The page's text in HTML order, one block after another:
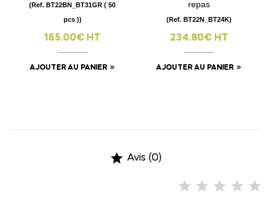
(Ref. BT22BN_BT31GR ( 50
pcs ))
165.00€ HT
AJOUTER AU PANIER
repas
(Ref. BT22N_BT24K)
234.80€ HT
AJOUTER AU PANIER
 Avis (0)